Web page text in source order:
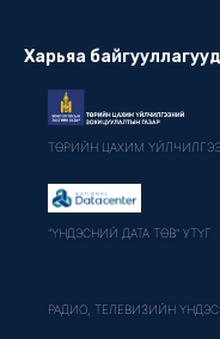
Харьяа байгууллагууд
ТӨРИЙН ЦАХИМ
"ҮНДЭСНИЙ ДАТА ТӨВ" УТҮГ
РАДИО, ТЕЛЕВИЗИЙН